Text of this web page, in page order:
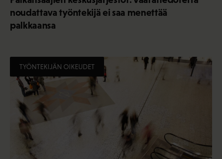
noudattava työntekijä ei saa menettää
palkkaansa
TYÖNTEKIJÄN OIKEUDET